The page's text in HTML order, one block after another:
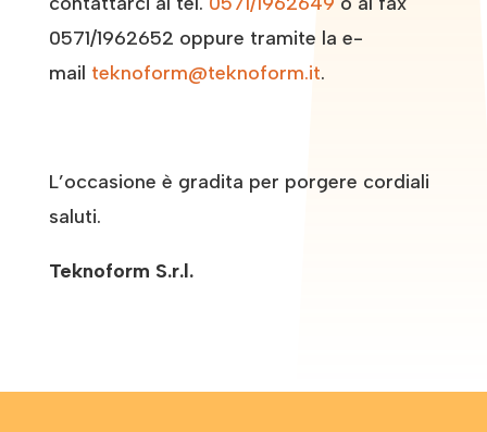
0571/1962652 oppure tramite la e-
mail teknoform@teknoform.it.
L’occasione è gradita per porgere cordiali
saluti.
Teknoform S.r.l.